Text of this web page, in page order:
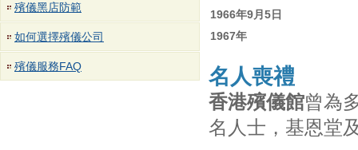
殯儀黑店防範
如何選擇殯儀公司
殯儀服務FAQ
1966年9月5日
1967年
名人喪禮
香港殯儀館曾為
名人士，基恩堂